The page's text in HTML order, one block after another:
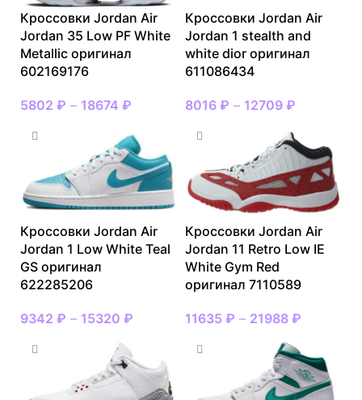
Кроссовки Jordan Air
Jordan 35 Low PF White
Metallic оригинал
602169176
5802 ₽ – 18674 ₽
Кроссовки Jordan Air
Jordan 1 stealth and
white dior оригинал
611086434
8016 ₽ – 12709 ₽
Кроссовки Jordan Air
Jordan 1 Low White Teal
GS оригинал
622285206
9342 ₽ – 15320 ₽
Кроссовки Jordan Air
Jordan 11 Retro Low IE
White Gym Red
оригинал 7110589
11635 ₽ – 21988 ₽